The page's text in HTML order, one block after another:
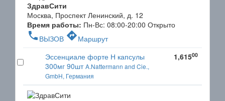
ЗдравСити
Москва, Проспект Ленинский, д. 12
Время работы: Пн-Вс: 08:00-20:00 Открыто
phone ВЫЗОВ directionsМаршрут
Эссенциале форте Н капсулы
300мг 90штA.Nattermann and Cie.,
GmbH, Германия
1,61500